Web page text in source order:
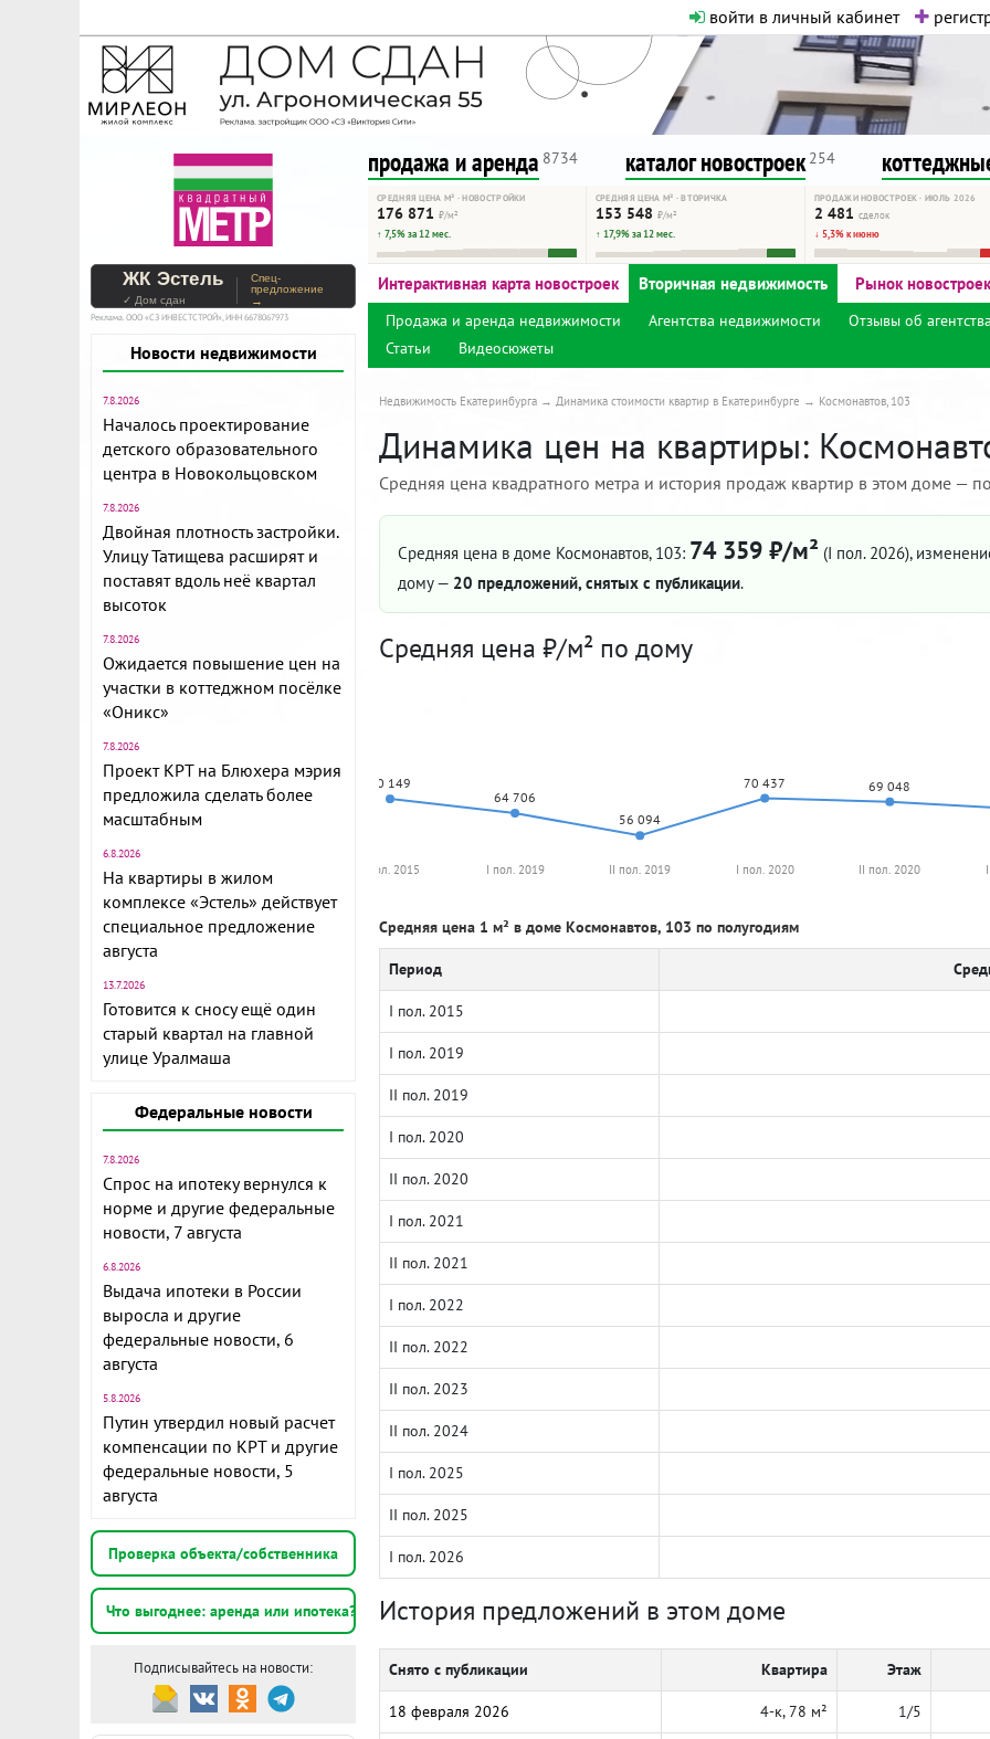
войти в личный кабинет
На Метре реклама - только нормальная. Никакого шок-
Помогайте независимому ресурсу, как он помогает вам.
продажа и аренда 8734 каталог новостроек 254
СРЕДНЯЯ ЦЕНА М² · НОВОСТРОЙКИ
176 871 ₽/м²
↑ 7,5% за 12 мес.
СРЕДНЯЯ ЦЕНА М² · ВТОРИЧКА
153 548 ₽/м²
↑ 17,9% за 12 мес.
ПРОДАЖИ НОВОСТРОЕК · ИЮЛЬ 2026
2 481 сделок
↓ 5,3% к июню
ЖК Эстель
✓ Дом сдан
Спец-
предложение
→
Реклама. ООО «СЗ ИНВЕСТСТРОЙ», ИНН 6678067973
Новости недвижимости
7.8.2026
Началось проектирование
детского образовательного
центра в Новокольцовском
7.8.2026
Двойная плотность застройки.
Улицу Татищева расширят и
поставят вдоль неё квартал
высоток
7.8.2026
Ожидается повышение цен на
участки в коттеджном посёлке
«Оникс»
7.8.2026
Проект КРТ на Блюхера мэрия
предложила сделать более
масштабным
6.8.2026
На квартиры в жилом
комплексе «Эстель» действует
специальное предложение
августа
13.7.2026
Готовится к сносу ещё один
старый квартал на главной
улице Уралмаша
Федеральные новости
7.8.2026
Спрос на ипотеку вернулся к
норме и другие федеральные
новости, 7 августа
6.8.2026
Выдача ипотеки в России
выросла и другие
федеральные новости, 6
августа
5.8.2026
Путин утвердил новый расчет
компенсации по КРТ и другие
федеральные новости, 5
августа
Проверка объекта/собственника
Что выгоднее: аренда или ипотека?
Подписывайтесь на новости:
Интерактивная карта новостроек Вторичная недвижимость Рынок новостроек
Продажа и аренда недвижимости Агентства недвижимости
Отзывы об
Статьи
Видеосюжеты
Недвижимость Екатеринбурга Динамика стоимости квартир в Екатеринбурге Космонавтов, 103
Динамика цен на квартиры:
Средняя цена квадратного метра и история продаж квартир в этом доме —
Средняя цена в доме Космонавтов, 103: 74 359 ₽/м² (I пол. 2026),
дому — 20 предложений, снятых с публикации.
Средняя цена ₽/м² по дому
70 149
64 706
56 094
70 437 69 048
I пол. 2015 I пол. 2019 II пол. 2019 I пол. 2020 II пол. 2020
Средняя цена 1 м² в доме Космонавтов, 103 по полугодиям
Период
I пол. 2015
I пол. 2019
II пол. 2019
I пол. 2020
II пол. 2020
I пол. 2021
II пол. 2021
I пол. 2022
II пол. 2022
II пол. 2023
II пол. 2024
I пол. 2025
II пол. 2025
I пол. 2026
История предложений в этом доме
Снято с публикации Квартира Этаж
18 февраля 2026 4-к, 78 м² 1/5